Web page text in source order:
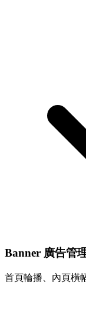
Banner 廣告管
首頁輪播、內頁橫